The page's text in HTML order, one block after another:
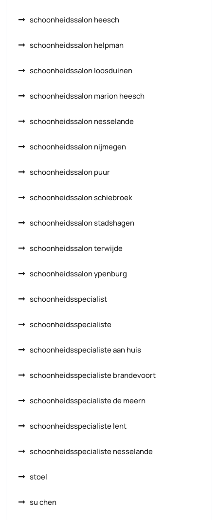
schoonheidssalon heesch
schoonheidssalon helpman
schoonheidssalon loosduinen
schoonheidssalon marion heesch
schoonheidssalon nesselande
schoonheidssalon nijmegen
schoonheidssalon puur
schoonheidssalon schiebroek
schoonheidssalon stadshagen
schoonheidssalon terwijde
schoonheidssalon ypenburg
schoonheidsspecialist
schoonheidsspecialiste
schoonheidsspecialiste aan huis
schoonheidsspecialiste brandevoort
schoonheidsspecialiste de meern
schoonheidsspecialiste lent
schoonheidsspecialiste nesselande
stoel
su chen